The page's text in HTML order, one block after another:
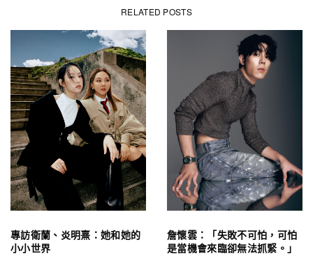
RELATED POSTS
專訪衛蘭、炎明熹：她和她的
小小世界
詹懷雲：「失敗不可怕，可怕
是當機會來臨卻無法抓緊。」